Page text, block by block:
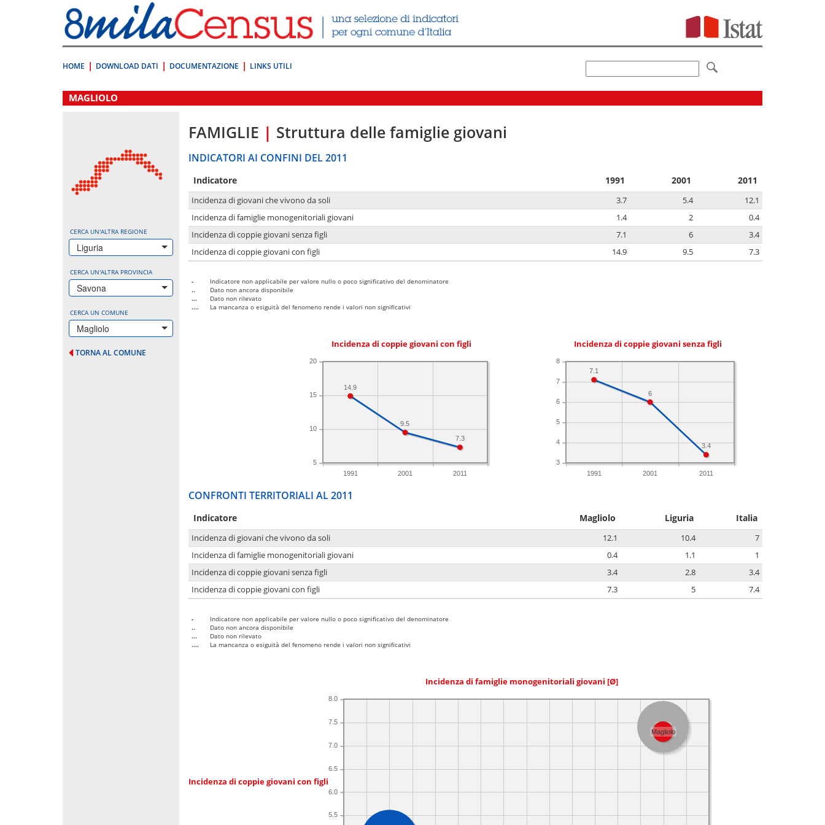
direttamente
a:
Contenuto
HOME DOWNLOAD DATI DOCUMENTAZIONE LINKS UTILI
.
MAGLIOLO
CERCA UN'ALTRA REGIONE
Liguria
CERCA UN'ALTRA PROVINCIA
Savona
CERCA UN COMUNE
Magliolo
TORNA AL COMUNE
FAMIGLIE | Struttura delle famiglie giovani
INDICATORI AI CONFINI DEL 2011
Indicatore 1991 2001 2011
Incidenza di giovani che vivono da soli 3.7 5.4
12.1
Incidenza di famiglie monogenitoriali giovani
1.4 2
0.4
Incidenza di coppie giovani senza figli
7.1 6
3.4
Incidenza di coppie giovani con figli
14.9 9.5 7.3
-
Indicatore non applicabile per valore nullo o poco significativo del denominatore
..
Dato non ancora disponibile
...
Dato non rilevato
....
La mancanza o esiguità del fenomeno rende i valori non significativi
Incidenza di coppie giovani con figli
1991 2001 2011
5
10
15
20
7.3
9.5
14.9
Incidenza di coppie giovani senza figli
1991 2001 2011
3
4
5
6
7
8
3.4
6
7.1
CONFRONTI TERRITORIALI AL 2011
Indicatore Magliolo Liguria Italia
Incidenza di giovani che vivono da soli 12.1 10.4
7
Incidenza di famiglie monogenitoriali giovani
0.4 1.1
1
Incidenza di coppie giovani senza figli
3.4 2.8
3.4
Incidenza di coppie giovani con figli
7.3 5 7.4
-
Indicatore non applicabile per valore nullo o poco significativo del denominatore
..
Dato non ancora disponibile
...
Dato non rilevato
....
La mancanza o esiguità del fenomeno rende i valori non significativi
Incidenza di famiglie monogenitoriali giovani [Ø]
Incidenza di coppie giovani con figli
5.5
6.0
6.5
7.0
7.5
8.0
Italia
Magliolo